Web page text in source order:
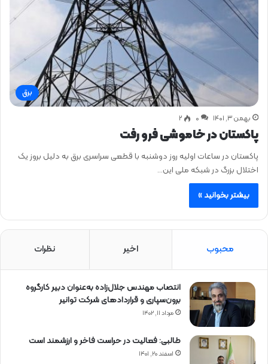
برق
بهمن ۳, ۱۴۰۱ 0 ۲
پاکستان در خاموشی فرو رفت
پاکستان در ساعات اولیه روز دوشنبه با قطعی سراسری برق به دلیل بروز یک
اختلال بزرگ در شبکه ملی این…
بیشتر بخوانید »
محبوب اخیر نظرات
انتصاب مهندس جلال‌زاده به‌عنوان دبیر كارگروه
برون‌سپاری و قراردادهای شركت توانیر
مرداد ۱۱, ۱۴۰۲
طالبی: فعالیت در حراست فاخر و ارزشمند است
اسفند ۲۰, ۱۴۰۱